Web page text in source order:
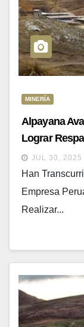
MINERÍA
Alpayana
Lograr
Sierra Metals
JUL 30, 2025
Han
Empresa
Realizar...